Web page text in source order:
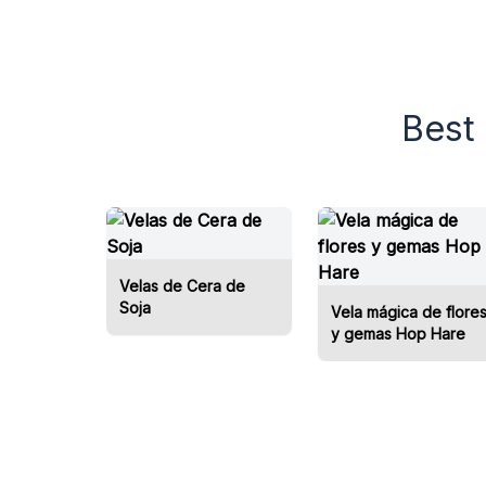
Por
ofrecer
¿A qué
Best
Velas de Cera de
Soja
Vela mágica de flores
y gemas Hop Hare